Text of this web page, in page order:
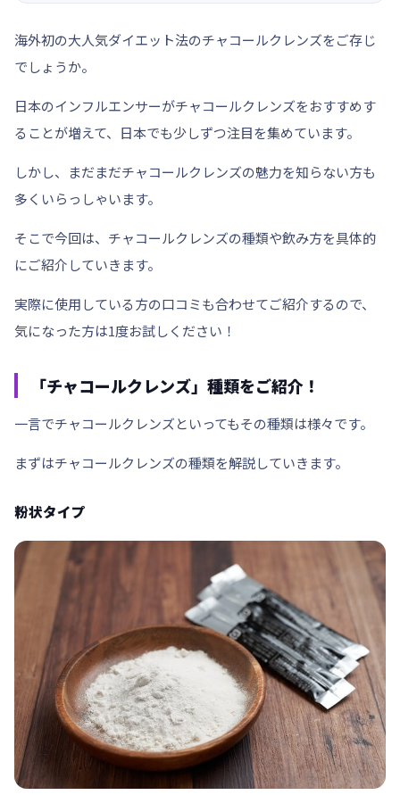
海外初の大人気ダイエット法のチャコールクレンズをご存じ
でしょうか。
日本のインフルエンサーがチャコールクレンズをおすすめす
ることが増えて、日本でも少しずつ注目を集めています。
しかし、まだまだチャコールクレンズの魅力を知らない方も
多くいらっしゃいます。
そこで今回は、チャコールクレンズの種類や飲み方を具体的
にご紹介していきます。
実際に使用している方の口コミも合わせてご紹介するので、
気になった方は1度お試しください！
「チャコールクレンズ」種類をご紹介！
一言でチャコールクレンズといってもその種類は様々です。
まずはチャコールクレンズの種類を解説していきます。
粉状タイプ